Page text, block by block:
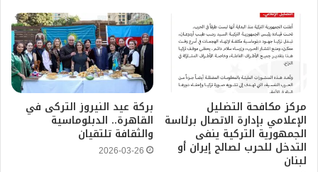
مركز مكافحة التضليل
الإعلامي بإدارة الاتصال برئاسة
الجمهورية التركية ينفى
التدخل للحرب لصالح إيران أو
لبنان
بركة عيد النيروز التركى في
القاهرة.. الدبلوماسية
والثقافة تلتقيان
2026-03-26